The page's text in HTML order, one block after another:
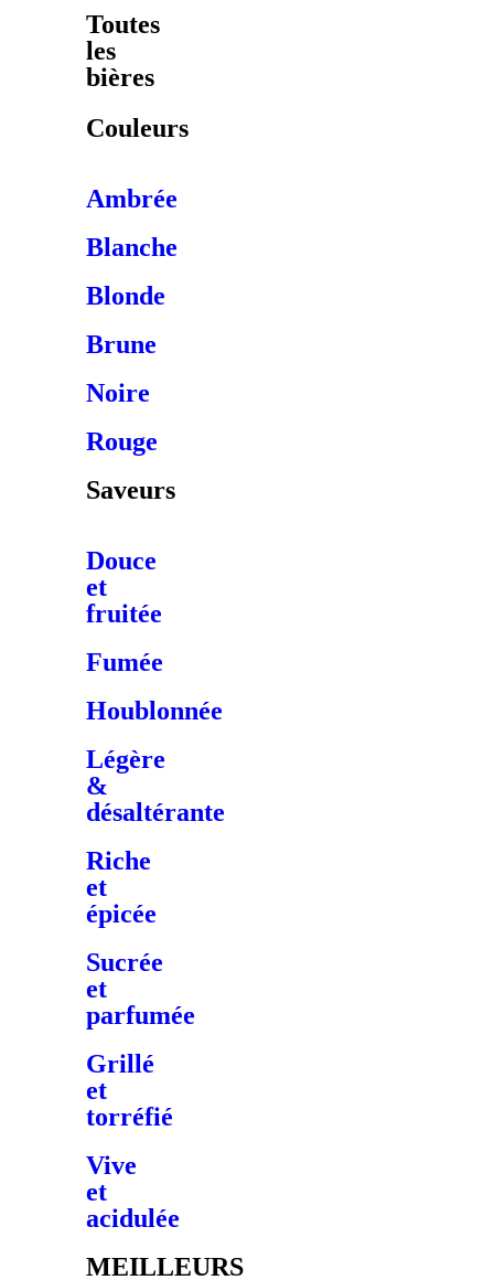
Toutes
les
bières
Couleurs
Ambrée
Blanche
Blonde
Brune
Noire
Rouge
Saveurs
Douce
et
fruitée
Fumée
Houblonnée
Légère
&
désaltérante
Riche
et
épicée
Sucrée
et
parfumée
Grillé
et
torréfié
Vive
et
acidulée
MEILLEURS